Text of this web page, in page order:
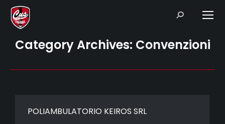
Search:
Category Archives: Convenzioni
POLIAMBULATORIO KEIROS SRL